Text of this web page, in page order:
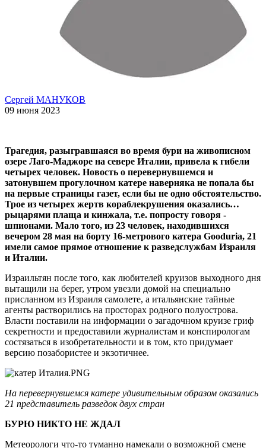
Сергей МАНУКОВ
09 июня 2023
Трагедия, разыгравшаяся во время бури на живописном
озере Лаго-Маджоре на севере Италии, привела к гибели
четырех человек. Новость о перевернувшемся и
затонувшем прогулочном катере наверняка не попала бы
на первые страницы газет, если бы не одно обстоятельство.
Трое из четырех жертв кораблекрушения оказались…
рыцарями плаща и кинжала, т.е. попросту говоря -
шпионами. Мало того, из 23 человек, находившихся
вечером 28 мая на борту 16-метрового катера Gooduria, 21
имели самое прямое отношение к разведслужбам Израиля
и Италии.
Израильтян после того, как любителей круизов выходного дня
вытащили на берег, утром увезли домой на специально
присланном из Израиля самолете, а итальянские тайные
агенты растворились на просторах родного полуострова.
Власти поставили на информации о загадочном круизе гриф
секретности и предоставили журналистам и конспирологам
состязаться в изобретательности и в том, кто придумает
версию позабористее и экзотичнее.
На перевернувшемся катере удивительным образом оказались
21 представитель разведок двух стран
БУРЮ НИКТО НЕ ЖДАЛ
Метеорологи что-то туманно намекали о возможной смене